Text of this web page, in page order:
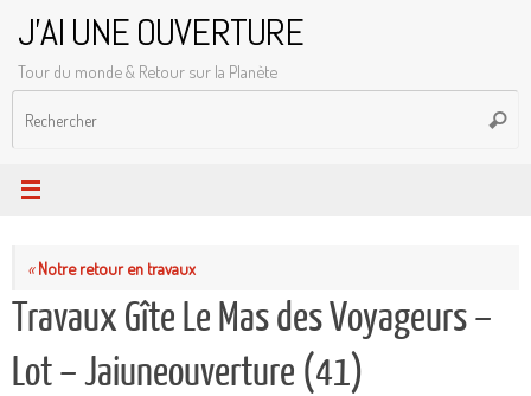
contenu
J'AI UNE OUVERTURE
Tour du monde & Retour sur la Planète
«Notre retour en travaux
Travaux Gîte Le Mas des Voyageurs –
Lot – Jaiuneouverture (41)